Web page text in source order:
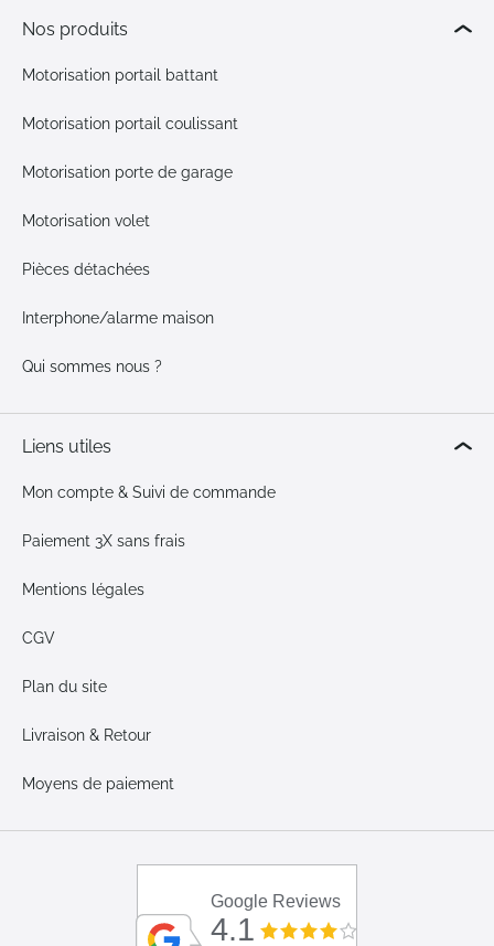
Nos produits
Motorisation portail battant
Motorisation portail coulissant
Motorisation porte de garage
Motorisation volet
Pièces détachées
Interphone/alarme maison
Qui sommes nous ?
Liens utiles
Mon compte & Suivi de commande
Paiement 3X sans frais
Mentions légales
CGV
Plan du site
Livraison & Retour
Moyens de paiement
Google Reviews
4.1